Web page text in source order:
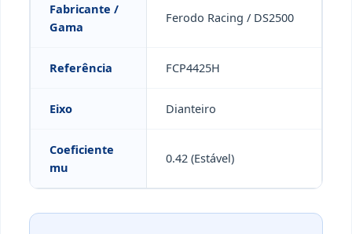
Fabricante /
Gama
Ferodo Racing / DS2500
Referência FCP4425H
Eixo Dianteiro
Coeficiente
mu
0.42 (Estável)